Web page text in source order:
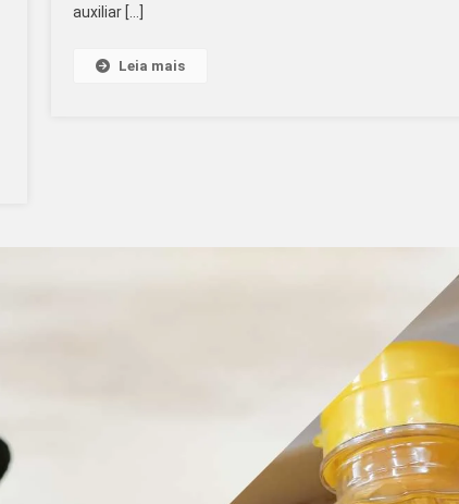
auxiliar […]
Leia mais